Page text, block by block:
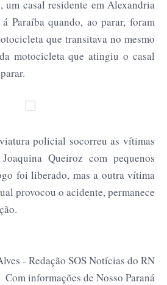
um casal residente em Alexandria
Paraíba quando, ao parar, foram
que transitava no mesmo
motocicleta que atingiu o casal
policial socorreu as vítimas
Queiroz com pequenos
foi liberado, mas a outra vítima
provocou o acidente, permanece
- Redação SOS Notícias do RN
Com informações de Nosso Paraná